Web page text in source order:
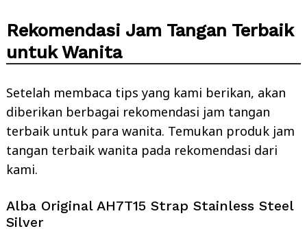
Rekomendasi Jam Tangan Terbaik
untuk Wanita
Setelah membaca tips yang kami berikan, akan
diberikan berbagai rekomendasi jam tangan
terbaik untuk para wanita. Temukan produk jam
tangan terbaik wanita pada rekomendasi dari
kami.
Alba Original AH7T15 Strap Stainless Steel
Silver